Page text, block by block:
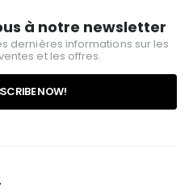
à notre newsletter
dernières informations sur les
et les offres.